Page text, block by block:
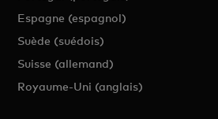
Espagne (espagnol)
Suède (suédois)
Suisse (allemand)
Royaume-Uni (anglais)